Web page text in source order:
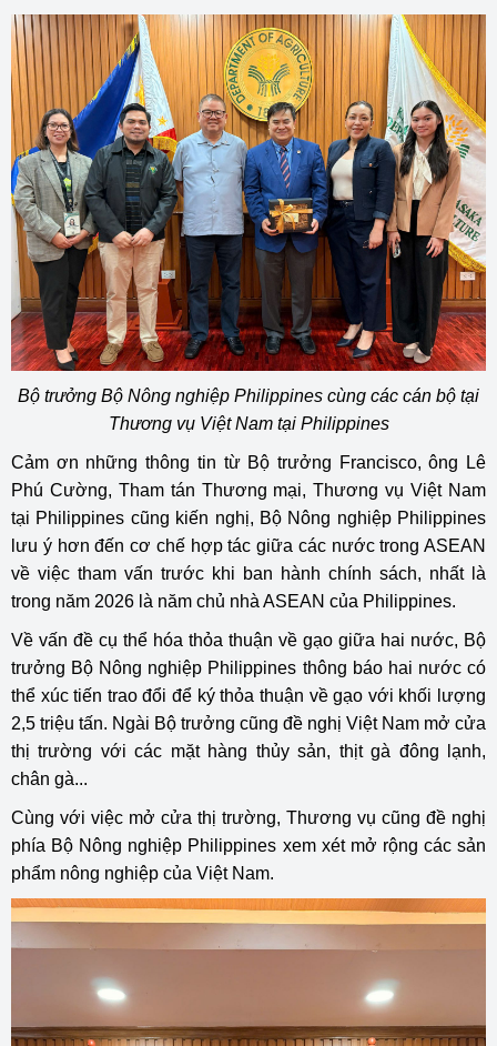
Bộ trưởng Bộ Nông nghiệp Philippines cùng các cán bộ tại
Thương vụ Việt Nam tại Philippines
Cảm ơn những thông tin từ Bộ trưởng Francisco, ông Lê
Phú Cường, Tham tán Thương mại, Thương vụ Việt Nam
tại Philippines cũng kiến nghị, Bộ Nông nghiệp Philippines
lưu ý hơn đến cơ chế hợp tác giữa các nước trong ASEAN
về việc tham vấn trước khi ban hành chính sách, nhất là
trong năm 2026 là năm chủ nhà ASEAN của Philippines.
Về vấn đề cụ thể hóa thỏa thuận về gạo giữa hai nước, Bộ
trưởng Bộ Nông nghiệp Philippines thông báo hai nước có
thể xúc tiến trao đổi để ký thỏa thuận về gạo với khối lượng
2,5 triệu tấn. Ngài Bộ trưởng cũng đề nghị Việt Nam mở cửa
thị trường với các mặt hàng thủy sản, thịt gà đông lạnh,
chân gà...
Cùng với việc mở cửa thị trường, Thương vụ cũng đề nghị
phía Bộ Nông nghiệp Philippines xem xét mở rộng các sản
phẩm nông nghiệp của Việt Nam.